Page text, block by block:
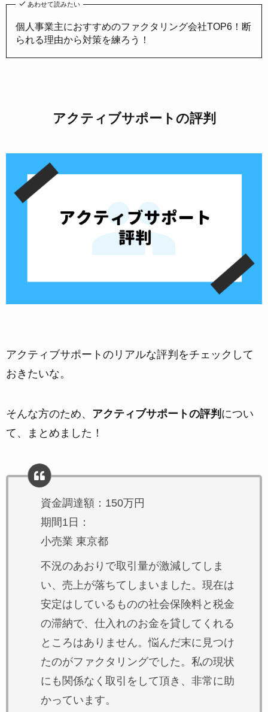
あわせて読みたい
個人事業主におすすめのファクタリング会社TOP6！断
られる理由から対策を練ろう！
アクティブサポートの評判
アクティブサポートのリアルな評判をチェックして
おきたいな。
そんな方のため、 アクティブサポートの評判 につい
て、まとめました！
資金調達額：150万円
期間1日：
小売業 東京都
不況のあおりで取引量が激減してしま
い、売上が落ちてしまいました。現在は
安定はしているものの社会保険料と税金
の滞納で、仕入れのお金を貸してくれる
ところはありません。悩んだ末に見つけ
たのがファクタリングでした。私の現状
にも関係なく取引をして頂き、非常に助
かっています。